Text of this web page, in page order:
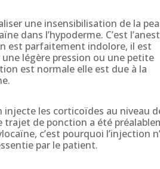
une insensibilisation de la
dans l’hypoderme. C’est
est parfaitement indolore, il est
légère pression ou une petite
est normale elle est due à la
injecte les corticoïdes au niveau
trajet de ponction a été
c’est pourquoi l’injection
par le patient.